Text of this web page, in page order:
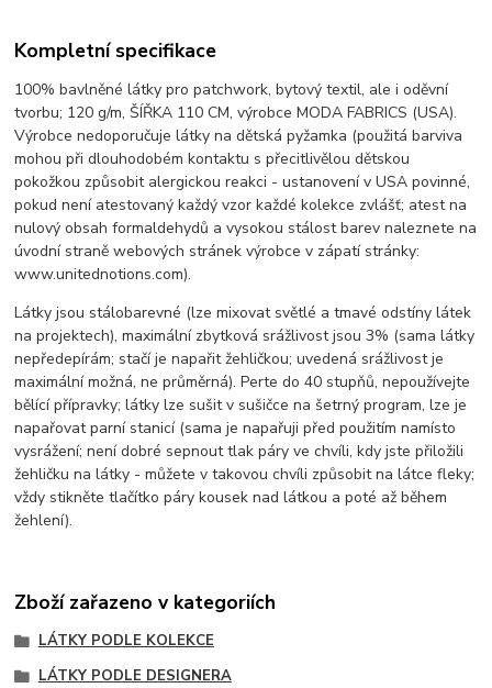
Kompletní specifikace
100% bavlněné látky pro patchwork, bytový textil, ale i oděvní
tvorbu; 120 g/m, ŠÍŘKA 110 CM, výrobce MODA FABRICS (USA).
Výrobce nedoporučuje látky na dětská pyžamka (použitá barviva
mohou při dlouhodobém kontaktu s přecitlivělou dětskou
pokožkou způsobit alergickou reakci - ustanovení v USA povinné,
pokud není atestovaný každý vzor každé kolekce zvlášť; atest na
nulový obsah formaldehydů a vysokou stálost barev naleznete na
úvodní straně webových stránek výrobce v zápatí stránky:
www.unitednotions.com).
Látky jsou stálobarevné (lze mixovat světlé a tmavé odstíny látek
na projektech), maximální zbytková srážlivost jsou 3% (sama látky
nepředepírám; stačí je napařit žehličkou; uvedená srážlivost je
maximální možná, ne průměrná). Perte do 40 stupňů, nepoužívejte
bělící přípravky; látky lze sušit v sušičce na šetrný program, lze je
napařovat parní stanicí (sama je napařuji před použitím namísto
vysrážení; není dobré sepnout tlak páry ve chvíli, kdy jste přiložili
žehličku na látky - můžete v takovou chvíli způsobit na látce fleky;
vždy stikněte tlačítko páry kousek nad látkou a poté až během
žehlení).
Zboží zařazeno v kategoriích
LÁTKY PODLE KOLEKCE
LÁTKY PODLE DESIGNERA